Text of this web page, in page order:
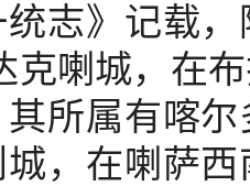
统志》记载
克喇城，在
所属有喀
，在喇萨